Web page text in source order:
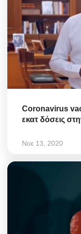
Coronavirus
εκατ δόσεις
Νοε 13, 2020